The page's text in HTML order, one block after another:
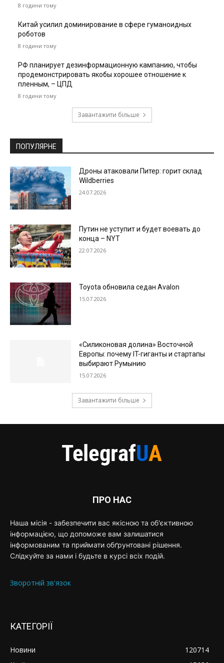
8 години тому
Китай усилил доминирование в сфере гуманоидных
роботов
8 години тому
РФ планирует дезинформационную кампанию, чтобы
продемонстрировать якобы хорошее отношение к
пленным, – ЦПД
8 години тому
Завантажити більше
ПОПУЛЯРНЕ
Дроны атаковали Питер: горит склад
Wildberries
24.07.2026
Путин не уступит и будет воевать до
конца – NYT
22.07.2026
Toyota обновила седан Avalon
15.07.2026
«Силиконовая долина» Восточной
Европы: почему IT-гиганты и стартапы
выбирают Румынию
15.07.2026
Завантажити більше
ПРО НАС
Наша місія - забезпечити вас якісною та об'єктивною
інформацією, що допоможе вам залишатися
інформованим та приймати обґрунтовані рішення.
Слідкуйте за нами і будьте в курсі всіх подій.
Зворотній зв'язок
КАТЕГОРІЇ
Новини
120714